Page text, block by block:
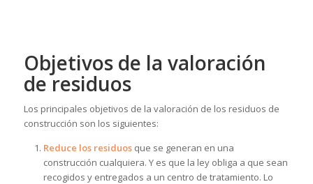
Objetivos de la valoración
de residuos
Los principales objetivos de la valoración de los residuos de
construcción son los siguientes:
Reduce los residuosque se generan en una
construcción cualquiera. Y es que la ley obliga a que sean
recogidos y entregados a un centro de tratamiento. Lo